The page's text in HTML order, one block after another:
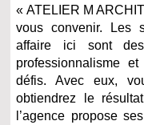
« ATELIER M
vous convenir. Les
affaire ici sont
professionnalisme
défis. Avec eux,
obtiendrez le
l’agence propose